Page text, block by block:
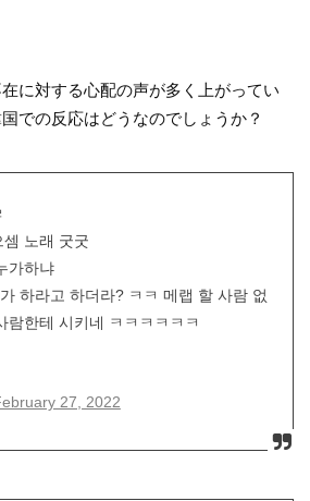
に対する心配の声が多く上がってい
での反応はどうなのでしょうか？
노래 굿굿
가하냐
하라고 하더라? ㅋㅋ 메랩 할 사람 없
람한테 시키네 ㅋㅋㅋㅋㅋㅋ
27, 2022